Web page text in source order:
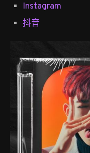
Instagram
抖音